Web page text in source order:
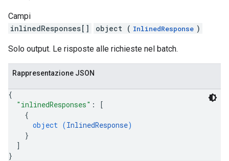
Campi
inlinedResponses[]
object ( InlinedResponse )
Solo output. Le risposte alle richieste nel batch.
Rappresentazione JSON
{
"inlinedResponses" :
[
{
object (InlinedResponse)
}
]
}